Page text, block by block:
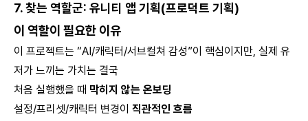
7. 찾는 역할군: 유니티 앱 기획(프로덕트 기획)
이 역할이 필요한 이유
이 프로젝트는 “AI/캐릭터/서브컬쳐 감성”이 핵심이지만, 실제 유
저가 느끼는 가치는 결국
처음 실행했을 때 막히지 않는 온보딩
설정/프리셋/캐릭터 변경이 직관적인 흐름